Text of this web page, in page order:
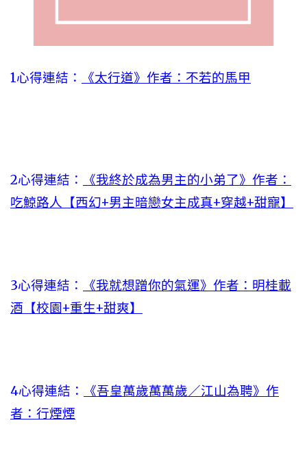
1心得連結： 《太行道》作者：不若的馬甲
2心得連結：
《我終於成為男主的小弟了》作者：
吃鯨路人【西幻+男主暗戀女主成真+穿越+甜寵】
3心得連結：
《我就想蹭你的氣運》作者：明桂載
酒【校園+重生+甜爽】
4心得連結：
《吾皇萬歲萬萬歲／江山為聘》作
者：行煙煙